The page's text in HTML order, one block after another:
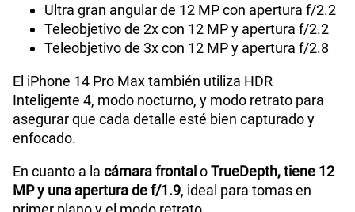
Ultra gran angular de 12 MP con apertura f/2.2
Teleobjetivo de 2x con 12 MP y apertura f/2.2
Teleobjetivo de 3x con 12 MP y apertura f/2.8
El iPhone 14 Pro Max también utiliza HDR
Inteligente 4, modo nocturno, y modo retrato para
asegurar que cada detalle esté bien capturado y
enfocado.
En cuanto a la cámara frontaloTrueDepth, tiene 12
MP y una apertura de f/1.9, ideal para tomas en